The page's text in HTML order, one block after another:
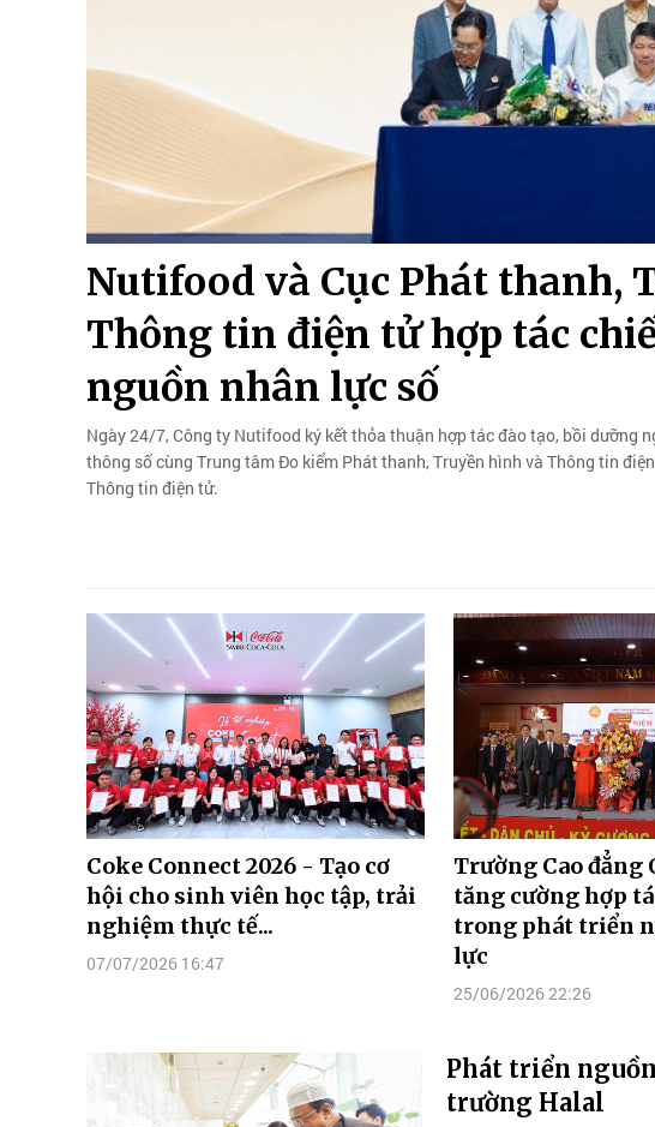
Nutifood và Cục Phát thanh,
Thông tin điện tử hợp tác
nguồn nhân lực số
Ngày 24/7, Công ty Nutifood ký kết thỏa thuận hợp tác đào tạo, bồi dưỡng
thông số cùng Trung tâm Đo kiểm Phát thanh, Truyền hình và Thông tin
Thông tin điện tử.
Coke Connect 2026 - Tạo cơ
hội cho sinh viên học tập, trải
nghiệm thực tế...
07/07/2026 16:47
Trường Cao đẳng
tăng cường hợp
trong phát triển
lực
25/06/2026 22:26
Phát triển
trường Halal